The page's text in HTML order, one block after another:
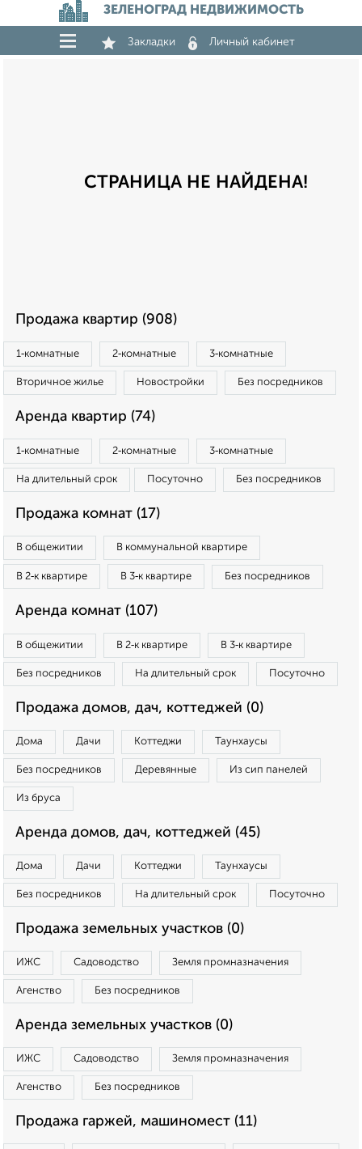
ЗЕЛЕНОГРАД НЕДВИЖИМОСТЬ
Закладки Личный кабинет
СТРАНИЦА НЕ НАЙДЕНА!
Продажа квартир (908)
1‑комнатные 2‑комнатные 3‑комнатные
Вторичное жилье Новостройки Без посредников
Аренда квартир (74)
1‑комнатные 2‑комнатные 3‑комнатные
На длительный срок Посуточно Без посредников
Продажа комнат (17)
В общежитии В коммунальной квартире
В 2‑к квартире В 3‑к квартире Без посредников
Аренда комнат (107)
В общежитии В 2‑к квартире В 3‑к квартире
Без посредников На длительный срок Посуточно
Продажа домов, дач, коттеджей (0)
Дома Дачи Коттеджи Таунхаусы
Без посредников Деревянные Из сип панелей
Из бруса
Аренда домов, дач, коттеджей (45)
Дома Дачи Коттеджи Таунхаусы
Без посредников На длительный срок Посуточно
Продажа земельных участков (0)
ИЖС Садоводство Земля промназначения
Агенство Без посредников
Аренда земельных участков (0)
ИЖС Садоводство Земля промназначения
Агенство Без посредников
Продажа гаржей, машиномест (11)